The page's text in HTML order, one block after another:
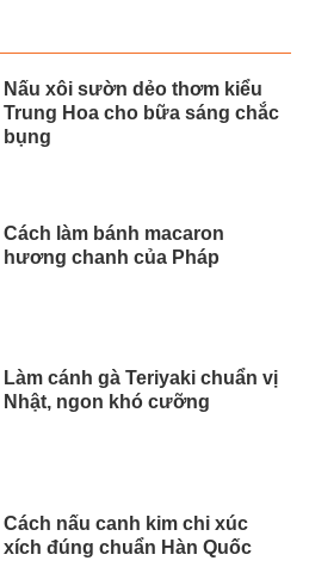
Nấu xôi sườn dẻo thơm kiểu
Trung Hoa cho bữa sáng chắc
bụng
Cách làm bánh macaron
hương chanh của Pháp
Làm cánh gà Teriyaki chuẩn vị
Nhật, ngon khó cưỡng
Cách nấu canh kim chi xúc
xích đúng chuẩn Hàn Quốc